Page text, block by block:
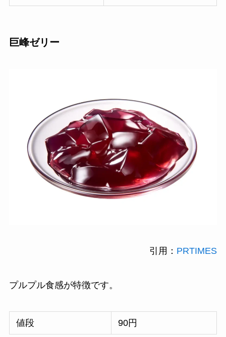
巨峰ゼリー
引用： PRTIMES
プルプル食感が特徴です。
値段 90円